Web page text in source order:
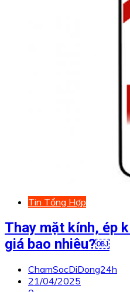
Tin Tổng Hợp
Thay mặt kính, ép
giá bao nhiêu?￼
ChamSocDiDong24h
21/04/2025